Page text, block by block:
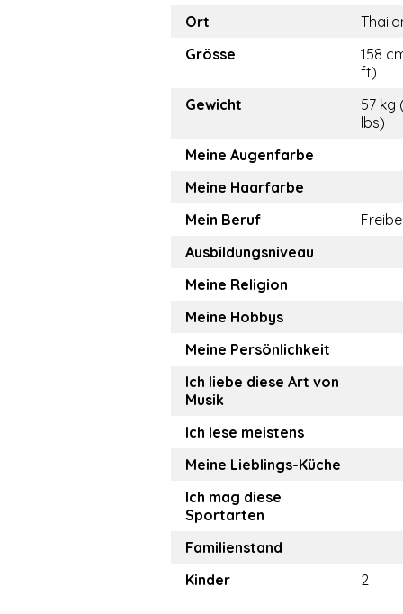
Ort
Grösse
158
ft)
Gewicht
57 kg
lbs)
Meine Augenfarbe
Meine Haarfarbe
Mein Beruf
Ausbildungsniveau
Meine Religion
Meine Hobbys
Meine Persönlichkeit
Ich liebe diese Art von
Musik
Ich lese meistens
Meine Lieblings-Küche
Ich mag diese
Sportarten
Familienstand
Kinder
2